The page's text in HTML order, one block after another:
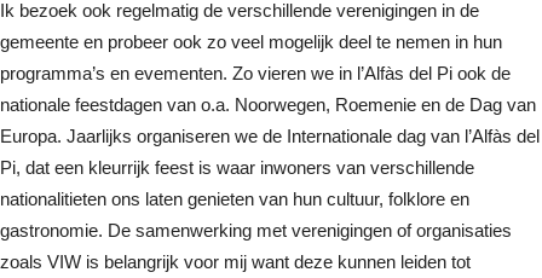
Ik bezoek ook regelmatig de verschillende verenigingen in de
gemeente en probeer ook zo veel mogelijk deel te nemen in hun
programma’s en evementen. Zo vieren we in l’Alfàs del Pi ook de
nationale feestdagen van o.a. Noorwegen, Roemenie en de Dag van
Europa. Jaarlijks organiseren we de Internationale dag van l’Alfàs del
Pi, dat een kleurrijk feest is waar inwoners van verschillende
nationalitieten ons laten genieten van hun cultuur, folklore en
gastronomie. De samenwerking met verenigingen of organisaties
zoals VIW is belangrijk voor mij want deze kunnen leiden tot